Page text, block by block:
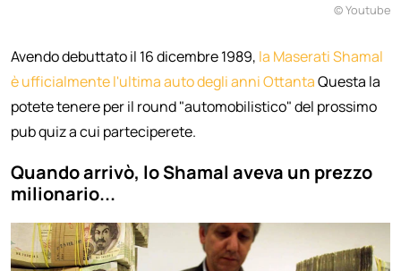
© Youtube
Avendo debuttato il 16 dicembre 1989, la Maserati Shamal
è ufficialmente l'ultima auto degli anni OttantaQuesta la
potete tenere per il round "automobilistico" del prossimo
pub quiz a cui parteciperete.
Quando arrivò, lo Shamal aveva un prezzo
milionario...